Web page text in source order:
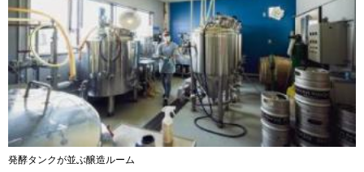
発酵タンクが並ぶ醸造ルーム